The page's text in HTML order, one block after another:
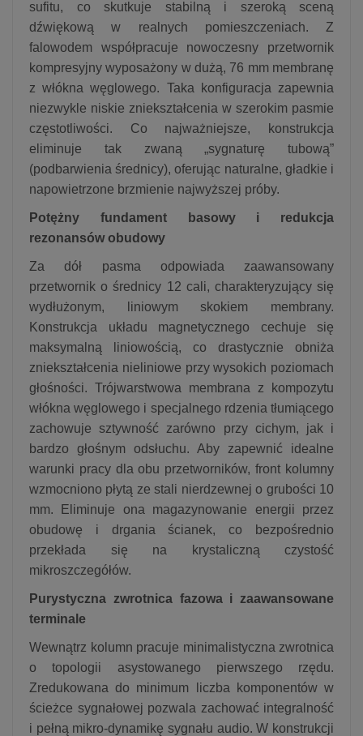
sufitu, co skutkuje stabilną i szeroką sceną
dźwiękową w realnych pomieszczeniach. Z
falowodem współpracuje nowoczesny przetwornik
kompresyjny wyposażony w dużą, 76 mm membranę
z włókna węglowego. Taka konfiguracja zapewnia
niezwykle niskie zniekształcenia w szerokim pasmie
częstotliwości. Co najważniejsze, konstrukcja
eliminuje tak zwaną „sygnaturę tubową”
(podbarwienia średnicy), oferując naturalne, gładkie i
napowietrzone brzmienie najwyższej próby.
Potężny fundament basowy i redukcja
rezonansów obudowy
Za dół pasma odpowiada zaawansowany
przetwornik o średnicy 12 cali, charakteryzujący się
wydłużonym, liniowym skokiem membrany.
Konstrukcja układu magnetycznego cechuje się
maksymalną liniowością, co drastycznie obniża
zniekształcenia nieliniowe przy wysokich poziomach
głośności. Trójwarstwowa membrana z kompozytu
włókna węglowego i specjalnego rdzenia tłumiącego
zachowuje sztywność zarówno przy cichym, jak i
bardzo głośnym odsłuchu. Aby zapewnić idealne
warunki pracy dla obu przetworników, front kolumny
wzmocniono płytą ze stali nierdzewnej o grubości 10
mm. Eliminuje ona magazynowanie energii przez
obudowę i drgania ścianek, co bezpośrednio
przekłada się na krystaliczną czystość
mikroszczegółów.
Purystyczna zwrotnica fazowa i zaawansowane
terminale
Wewnątrz kolumn pracuje minimalistyczna zwrotnica
o topologii asystowanego pierwszego rzędu.
Zredukowana do minimum liczba komponentów w
ścieżce sygnałowej pozwala zachować integralność
i pełną mikro-dynamikę sygnału audio. W konstrukcji